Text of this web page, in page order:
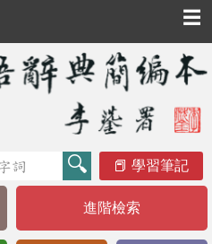
☰
學習筆記
進階檢索